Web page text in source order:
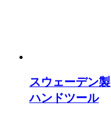
スウェーデン製
ハンドツール